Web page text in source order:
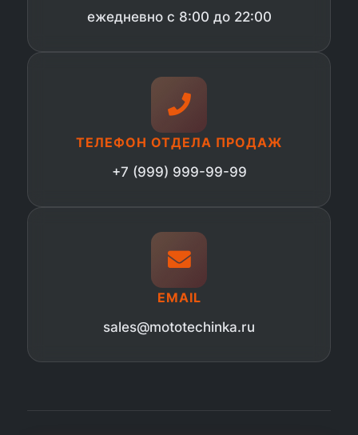
ежедневно с 8:00 до 22:00
ТЕЛЕФОН ОТДЕЛА ПРОДАЖ
+7 (999) 999-99-99
EMAIL
sales@mototechinka.ru